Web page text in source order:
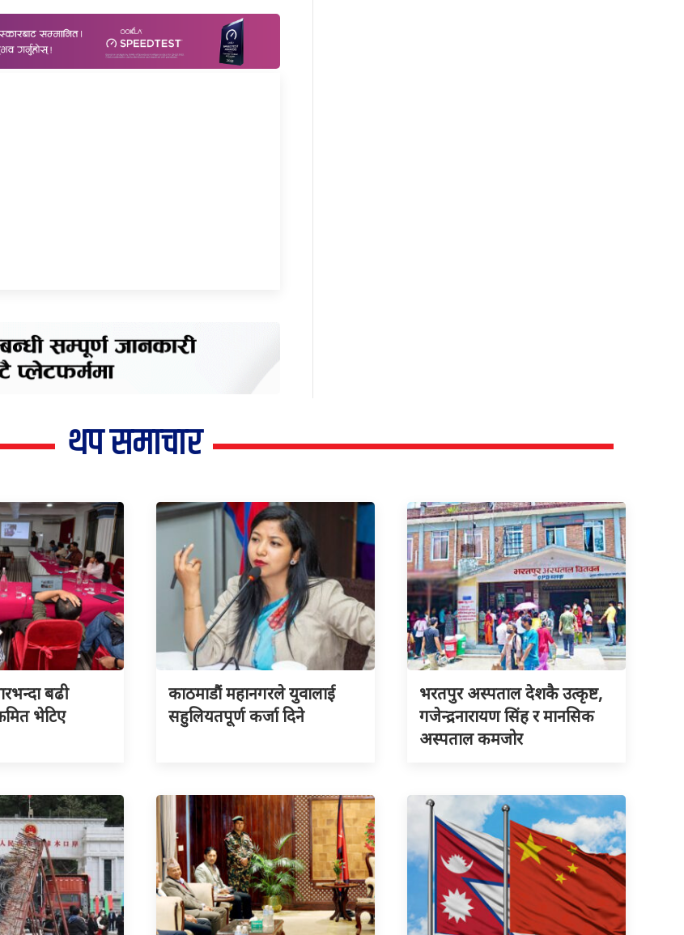
थप समाचार
बढी
भेटिए
काठमाडौं महानगरले युवालाई
सहुलियतपूर्ण कर्जा दिने
भरतपुर अस्पताल देशकै उत्कृष्ट,
गजेन्द्रनारायण सिंह र मानसिक
अस्पताल कमजोर